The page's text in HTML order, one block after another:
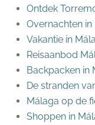
Ontdek
Overnachten in
Vakantie in
Reisaanbod
Backpacken in
De stranden
Málaga op de
Shoppen in